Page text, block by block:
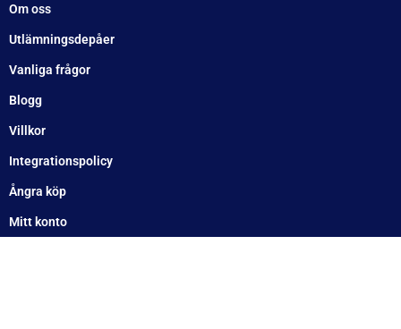
Om oss
Utlämningsdepåer
Vanliga frågor
Blogg
Villkor
Integrationspolicy
Ångra köp
Mitt konto